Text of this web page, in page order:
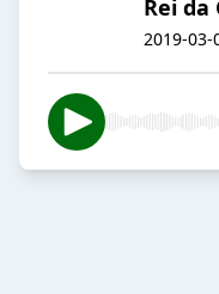
Rei da
2019-03-